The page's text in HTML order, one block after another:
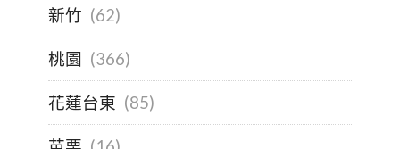
新竹 (62)
桃園 (366)
花蓮台東 (85)